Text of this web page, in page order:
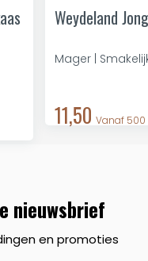
Weydeland
Mager |
11,50 Vanaf
nieuwsbrief
en promoties